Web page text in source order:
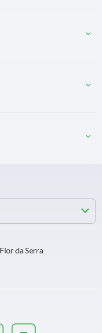
da Serra